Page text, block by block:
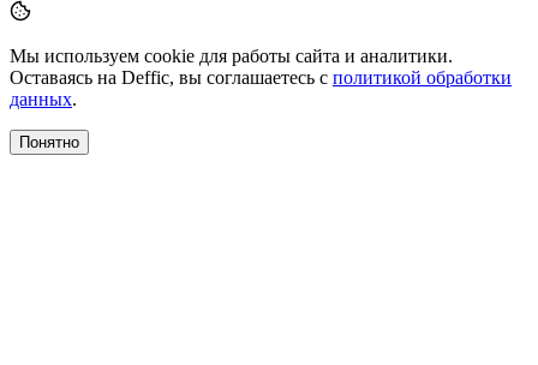
Мы используем cookie для работы сайта и аналитики.
Оставаясь на Deffic, вы соглашаетесь с политикой обработки
данных.
Понятно